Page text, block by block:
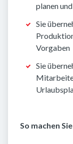
planen
Sie
Vorgaben
Sie
So machen